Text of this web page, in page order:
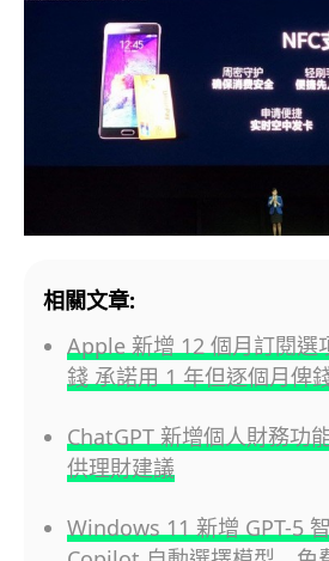
相關文章:
Apple 新增 12 個月訂閱選
錢 承諾用 1 年但逐個月俾
ChatGPT 新增個人財務
供理財建議
Windows 11 新增 GPT-5